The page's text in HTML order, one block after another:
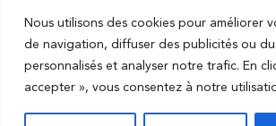
Nous utilisons des cookies pour améliorer
de navigation, diffuser des publicités ou
personnalisés et analyser notre trafic. En
accepter », vous consentez à notre